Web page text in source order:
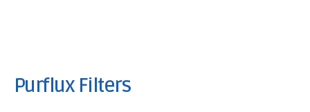
Purflux Filters